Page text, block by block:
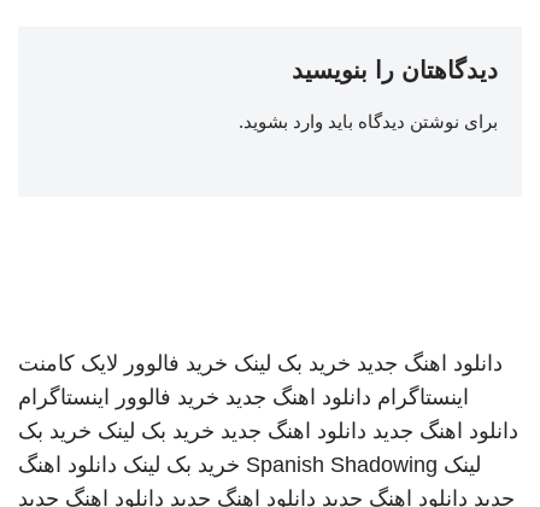
دیدگاهتان را بنویسید
برای نوشتن دیدگاه باید وارد بشوید.
دانلود اهنگ جدید خرید بک لینک خرید فالوور لایک کامنت
اینستاگرام دانلود اهنگ جدید خرید فالوور اینستاگرام
دانلود اهنگ جدید دانلود اهنگ جدید خرید بک لینک خرید بک
لینک Spanish Shadowing خرید بک لینک دانلود اهنگ
جدید دانلود اهنگ جدید دانلود اهنگ جدید دانلود اهنگ جدید